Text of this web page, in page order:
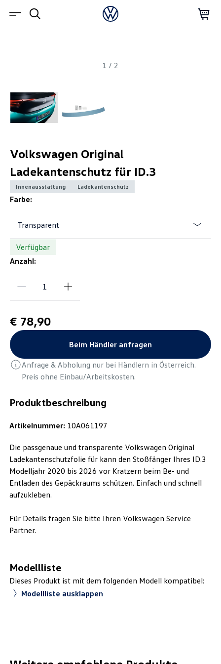
1 / 2
Produktbeschreibung
Artikelnummer: 10A061197
Die passgenaue und transparente Volkswagen Original
Ladekantenschutzfolie für kann den Stoßfänger Ihres ID.3
Modelljahr 2020 bis 2026 vor Kratzern beim Be- und
Entladen des Gepäckraums schützen. Einfach und schnell
aufzukleben.
Für Details fragen Sie bitte Ihren Volkswagen Service
Partner.
Modellliste
Dieses Produkt ist mit dem folgenden Modell kompatibel:
Modellliste ausklappen
Volkswagen Original
Ladekantenschutz für ID.3
Innenausstattung Ladekantenschutz
Farbe:
Transparent
Verfügbar
Anzahl:
€ 78,90
Beim Händler anfragen
Anfrage & Abholung nur bei Händlern in Österreich.
Preis ohne Einbau/Arbeitskosten.